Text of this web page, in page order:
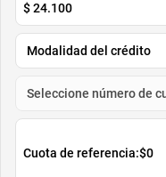
$24.100
Cuota de referencia:$0